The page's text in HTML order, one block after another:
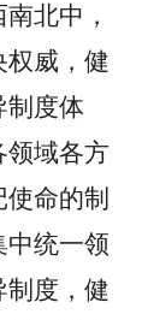
北中，
权威，健
制度体
领域各方
命的制
中统一领
制度，健